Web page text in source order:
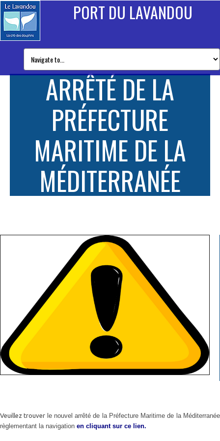
PORT DU LAVANDOU
ARRÊTÉ DE LA
PRÉFECTURE
MARITIME DE LA
MÉDITERRANÉE
Veuillez trouver le nouvel arrêté de la Préfecture Maritime de la Méditerranée
règlementant la navigation en cliquant sur ce lien.